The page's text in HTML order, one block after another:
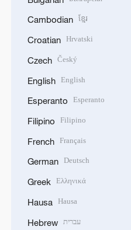
Cambodian ខ្មែរ
Croatian Hrvatski
Czech Český
English English
Esperanto Esperanto
Filipino Filipino
French Français
German Deutsch
Greek Ελληνικά
Hausa Hausa
Hebrew עברית